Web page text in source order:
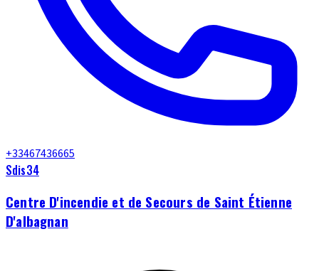
+33467436665
Sdis34
Centre D'incendie et de Secours de Saint Étienne
D'albagnan